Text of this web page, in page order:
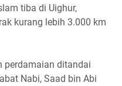
tiba di Uighur,
kurang lebih 3.000 km
perdamaian ditandai
Nabi, Saad bin Abi